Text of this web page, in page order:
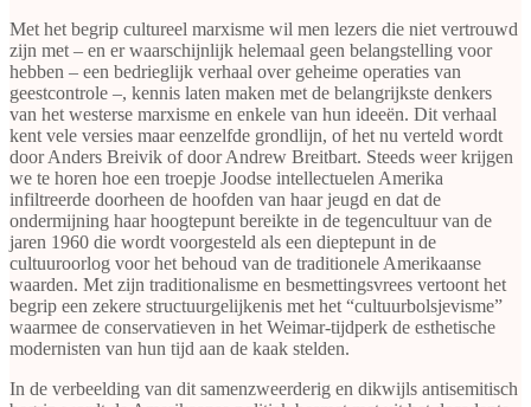
Met het begrip cultureel marxisme wil men lezers die niet vertrouwd
zijn met – en er waarschijnlijk helemaal geen belangstelling voor
hebben – een bedrieglijk verhaal over geheime operaties van
geestcontrole –, kennis laten maken met de belangrijkste denkers
van het westerse marxisme en enkele van hun ideeën. Dit verhaal
kent vele versies maar eenzelfde grondlijn, of het nu verteld wordt
door Anders Breivik of door Andrew Breitbart. Steeds weer krijgen
we te horen hoe een troepje Joodse intellectuelen Amerika
infiltreerde doorheen de hoofden van haar jeugd en dat de
ondermijning haar hoogtepunt bereikte in de tegencultuur van de
jaren 1960 die wordt voorgesteld als een dieptepunt in de
cultuuroorlog voor het behoud van de traditionele Amerikaanse
waarden. Met zijn traditionalisme en besmettingsvrees vertoont het
begrip een zekere structuurgelijkenis met het “cultuurbolsjevisme”
waarmee de conservatieven in het Weimar-tijdperk de esthetische
modernisten van hun tijd aan de kaak stelden.
In de verbeelding van dit samenzweerderig en dikwijls antisemitisch